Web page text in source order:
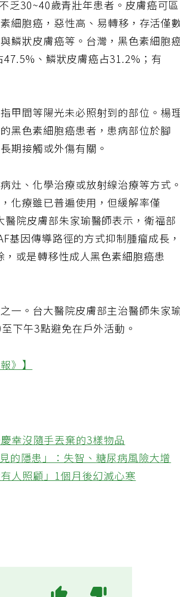
乏30~40歲青壯年患者。皮膚癌可區
細胞癌，惡性高、易轉移，存活僅
鱗狀皮膚癌等。台灣，黑色素細胞
、鱗狀皮膚癌占31.2%；有
甲間等陽光未必照射到的部位。楊
黑色素細胞癌患者，患病部位於腳
期接觸或外傷有關。
灶、化學治療或放射線治療等方式。
化療雖已普遍使用，但緩解率僅
院皮膚部朱家瑜醫師表示，衛福部
基因傳導路徑的方式抑制腫瘤成長，
或是轉移性成人黑色素細胞癌患
一。台大醫院皮膚部主治醫師朱家瑜
下午3點避免在戶外活動。
》】
幸沒隨手丟棄的3樣物品
的隱患」：失智、糖尿病風險大增
人照顧」1個月後幻滅心寒